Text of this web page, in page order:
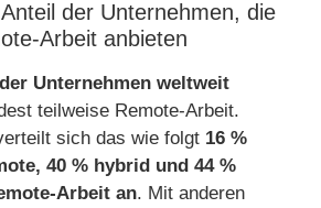
der Unternehmen, die
Arbeit anbieten
Unternehmen weltweit
teilweise Remote-Arbeit.
sich das wie folgt 16 %
40 % hybrid und 44 %
Arbeit an. Mit anderen